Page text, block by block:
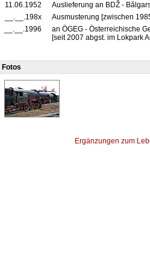
11.06.1952
Auslieferung an BDŽ -
__.__.198x
Ausmusterung [zwischen
__.__.1996
an ÖGEG - Österreichische
[seit 2007 abgst. im Lokpark
Fotos
Ergänzungen zum